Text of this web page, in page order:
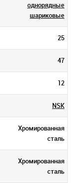
однорядные
шариковые
25
47
12
NSK
Хромированная
сталь
Хромированная
сталь